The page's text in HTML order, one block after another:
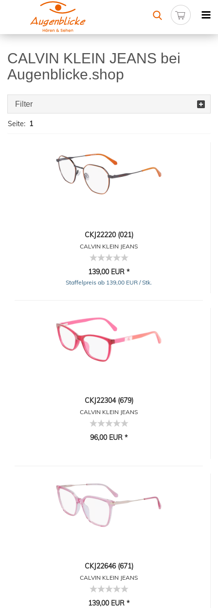
CALVIN KLEIN JEANS bei
Augenblicke.shop
Filter
Seite: 1
CKJ22220 (021)
CALVIN KLEIN JEANS
139,00 EUR *
Staffelpreis ab 139,00 EUR / Stk.
CKJ22304 (679)
CALVIN KLEIN JEANS
96,00 EUR *
CKJ22646 (671)
CALVIN KLEIN JEANS
139,00 EUR *